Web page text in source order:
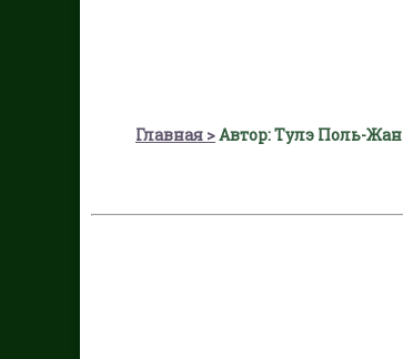
Главная Автор: Тулэ Поль-Жан